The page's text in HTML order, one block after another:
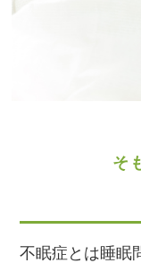
そ
不眠症とは睡眠